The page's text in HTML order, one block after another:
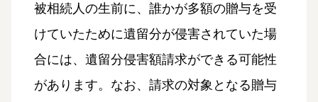
被相続人の生前に、誰かが多額の贈与を受
けていたために遺留分が侵害されていた場
合には、遺留分侵害額請求ができる可能性
があります。なお、請求の対象となる贈与